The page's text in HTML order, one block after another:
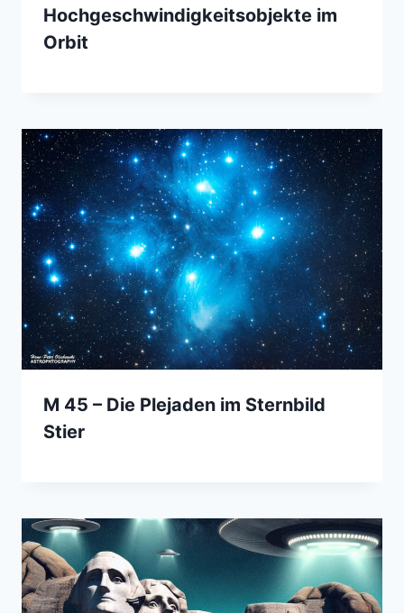
Hochgeschwindigkeitsobjekte im
Orbit
M 45 – Die Plejaden im Sternbild
Stier